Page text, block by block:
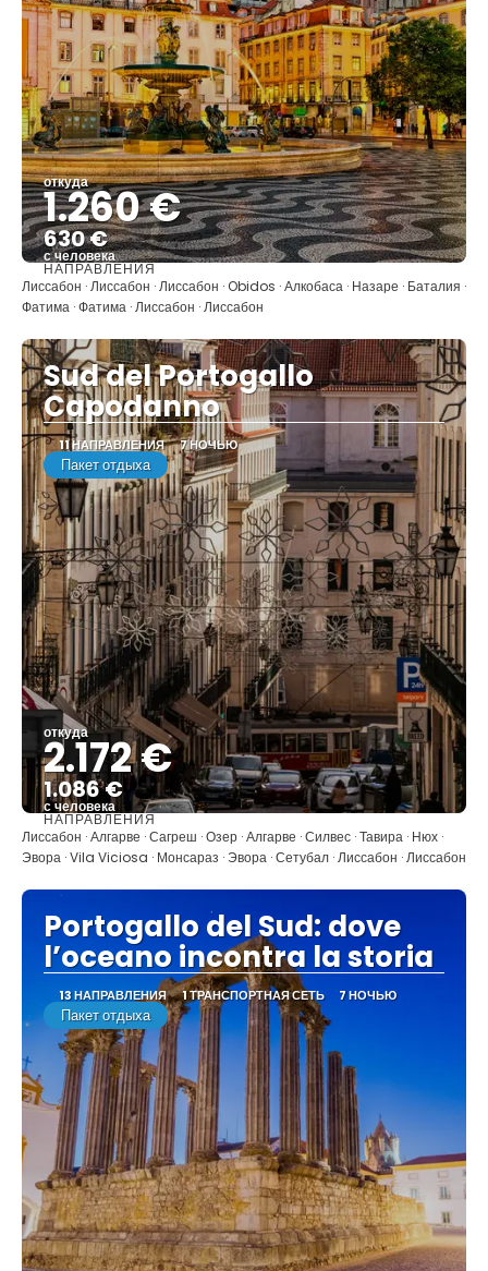
откуда
1.260 €
630 €
с человека
Видеть
НАПРАВЛЕНИЯ
Лиссабон · Лиссабон · Лиссабон · Obidos · Алкобаса · Назаре · Баталия ·
Фатима · Фатима · Лиссабон · Лиссабон
Sud del Portogallo
Capodanno
11 НАПРАВЛЕНИЯ 7 НОЧЬЮ
Пакет отдыха
откуда
2.172 €
1.086 €
с человека
Видеть
НАПРАВЛЕНИЯ
Лиссабон · Алгарве · Сагреш · Озер · Алгарве · Силвес · Тавира · Нюх ·
Эвора · Vila Viciosa · Монсараз · Эвора · Сетубал · Лиссабон · Лиссабон
Portogallo del Sud: dove
l’oceano incontra la storia
13 НАПРАВЛЕНИЯ 1 ТРАНСПОРТНАЯ СЕТЬ 7 НОЧЬЮ
Пакет отдыха